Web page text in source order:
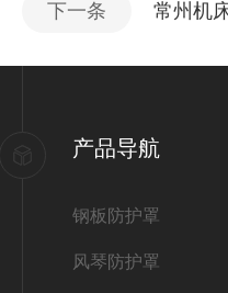
下一条 常州机
产品导航
钢板防护罩
风琴防护罩